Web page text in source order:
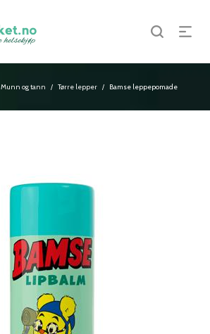
Munn og tann / Tørre lepper / Bamse leppepomade